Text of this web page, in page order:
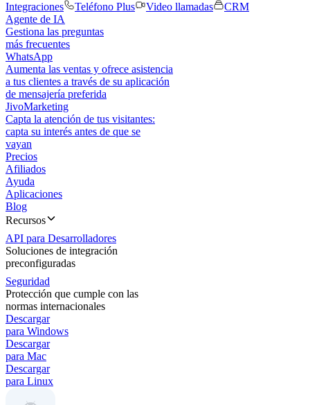
Integraciones
Teléfono Plus Video llamadas
CRM
Agente de IA
Gestiona las preguntas
más frecuentes
WhatsApp
Aumenta las ventas y ofrece asistencia
a tus clientes a través de su aplicación
de mensajería preferida
JivoMarketing
Capta la atención de tus visitantes:
capta su interés antes de que se
vayan
Precios
Afiliados
Ayuda
Aplicaciones
Blog
Recursos
API para Desarrolladores
Soluciones de integración
preconfiguradas
Seguridad
Protección que cumple con las
normas internacionales
Descargar
para Windows
Descargar
para Mac
Descargar
para Linux